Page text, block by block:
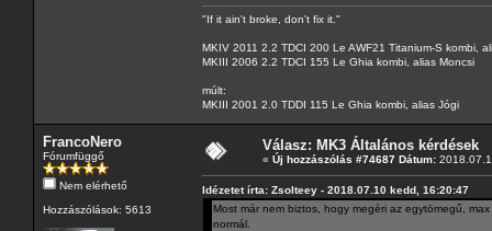
"If it ain't broke, don't fix it."
MKIV 2011 2.2 TDCI 200 Le AWF21 Titanium-S kombi,
MKIII 2006 2.2 TDCI 155 Le Ghia kombi, alias Moncsi
múlt:
MKIII 2001 2.0 TDDI 115 Le Ghia kombi, alias Jógi
FrancoNero
Fórumfüggő
Nem elérhető
Hozzászólások: 5613
Válasz: MK3 Általános kérdések
« Új hozzászólás #74687 Dátum:
Idézetet írta: Zsolteey - 2018.07.10 kedd, 16:20:47
Most már nem biztos, hogy megéri az egytömegű,
normál.